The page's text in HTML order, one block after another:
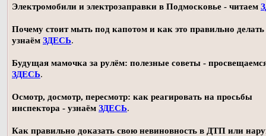
Электромобили и электрозаправки в Подмосковье - читаем
Почему стоит мыть под капотом и как это правильно делать
узнаём ЗДЕСЬ.
Будущая мамочка за рулём: полезные советы -
ЗДЕСЬ.
Осмотр, досмотр, пересмотр: как реагировать на просьбы
инспектора - узнаём ЗДЕСЬ.
Как правильно доказать свою невиновность в ДТП или